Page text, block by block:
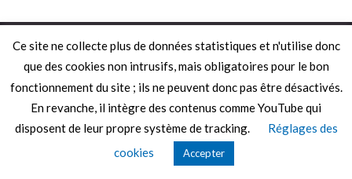
© 2026 Le Mag de MO5.COM.
Thèmes Graphene
Ce site ne collecte plus de données statistiques et n'utilise donc
que des cookies non intrusifs, mais obligatoires pour le bon
fonctionnement du site ; ils ne peuvent donc pas être désactivés.
En revanche, il intègre des contenus comme YouTube qui
disposent de leur propre système de tracking.
Réglages des
cookies
Accepter